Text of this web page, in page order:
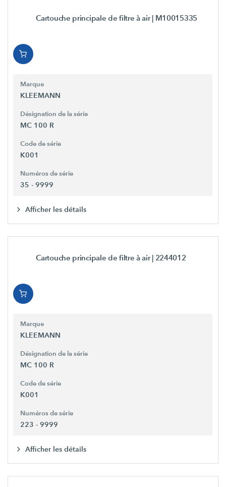
Cartouche principale de filtre à air| M10015335
Marque
KLEEMANN
Désignation de la série
MC 100 R
Code de série
K001
Numéros de série
35 - 9999
Afficher les détails
Cartouche principale de filtre à air| 2244012
Marque
KLEEMANN
Désignation de la série
MC 100 R
Code de série
K001
Numéros de série
223 - 9999
Afficher les détails